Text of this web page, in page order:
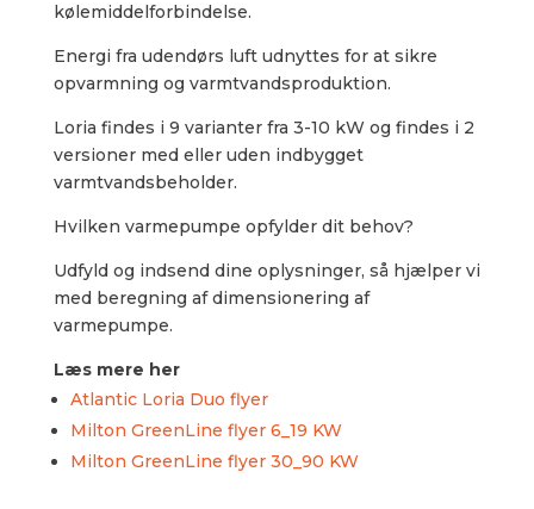
kølemiddelforbindelse.
Energi fra udendørs luft udnyttes for at sikre
opvarmning og varmtvandsproduktion.
Loria findes i 9 varianter fra 3-10 kW og findes i 2
versioner med eller uden indbygget
varmtvandsbeholder.
Hvilken varmepumpe opfylder dit behov?
Udfyld og indsend dine oplysninger, så hjælper vi
med beregning af dimensionering af
varmepumpe.​
Læs mere her
Atlantic Loria Duo flyer
Milton GreenLine flyer 6_19 KW
Milton GreenLine flyer 30_90 KW